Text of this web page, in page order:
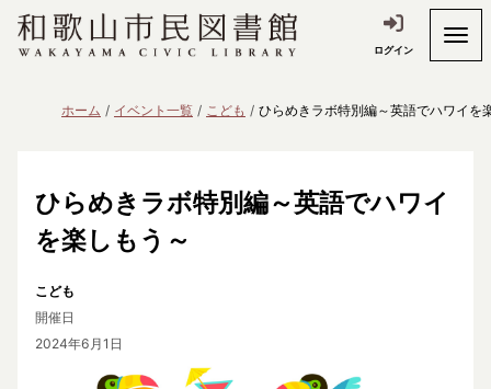
ログイン
ホーム イベント一覧 こども ひらめきラボ特別編～英語でハワイを
ひらめきラボ特別編～英語でハワイ
を楽しもう～
こども
開催日
2024年6月1日